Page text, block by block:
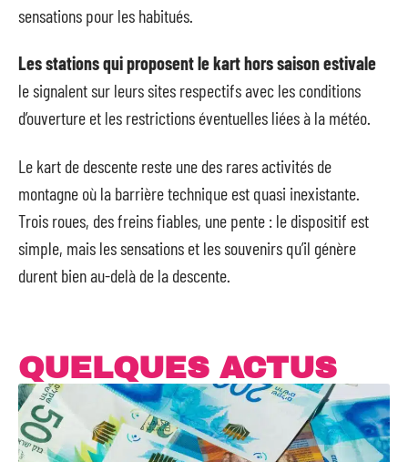
sensations pour les habitués.
Les stations qui proposent le kart hors saison estivale
le signalent sur leurs sites respectifs avec les conditions
d’ouverture et les restrictions éventuelles liées à la météo.
Le kart de descente reste une des rares activités de
montagne où la barrière technique est quasi inexistante.
Trois roues, des freins fiables, une pente : le dispositif est
simple, mais les sensations et les souvenirs qu’il génère
durent bien au-delà de la descente.
QUELQUES ACTUS